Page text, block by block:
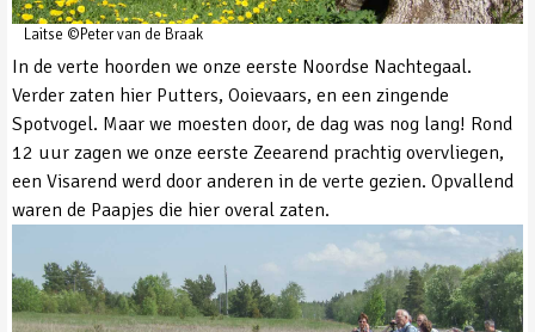
Laitse ©Peter van de Braak
In de verte hoorden we onze eerste Noordse Nachtegaal.
Verder zaten hier Putters, Ooievaars, en een zingende
Spotvogel. Maar we moesten door, de dag was nog lang! Rond
12 uur zagen we onze eerste Zeearend prachtig overvliegen,
een Visarend werd door anderen in de verte gezien. Opvallend
waren de Paapjes die hier overal zaten.